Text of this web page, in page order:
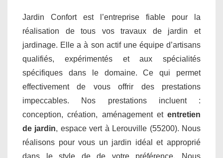
Jardin Confort est l’entreprise fiable pour la
réalisation de tous vos travaux de jardin et
jardinage. Elle a à son actif une équipe d’artisans
qualifiés, expérimentés et aux spécialités
spécifiques dans le domaine. Ce qui permet
effectivement de vous offrir des prestations
impeccables. Nos prestations incluent :
conception, création, aménagement et entretien
de jardin, espace vert à Lerouville (55200). Nous
réalisons pour vous un jardin idéal et approprié
dans le style de de votre préférence. Nous